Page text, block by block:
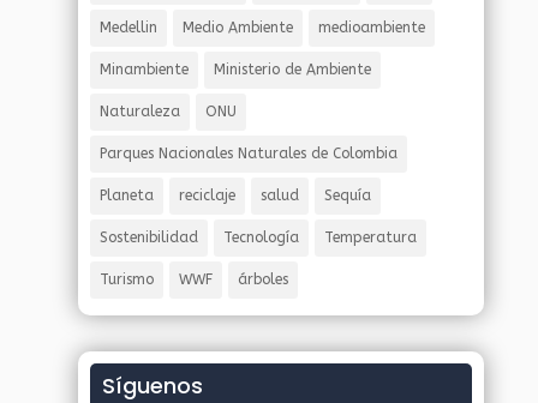
Medellin Medio Ambiente medioambiente
Minambiente Ministerio de Ambiente
Naturaleza ONU
Parques Nacionales Naturales de Colombia
Planeta reciclaje salud Sequía
Sostenibilidad Tecnología Temperatura
Turismo WWF árboles
Síguenos